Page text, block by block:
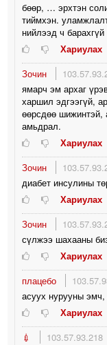
бөөр, … эрхтэн
тиймхэн.
нийлээд ч барахгүй
Хариулах
Зочин
ямарч эм архаг
харшил эдгээгүй,
өөрсдөө шижинтэй,
амьдрал.
Хариулах
Зочин
диабет инсулины
Хариулах
Зочин
сүлжээ шахааны
Хариулах
плацебо
асуух нурууны эмч,
Хариулах
💉
103.57.93.218